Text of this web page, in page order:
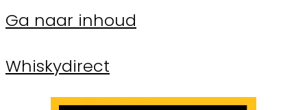
Ga naar inhoud
Whiskydirect